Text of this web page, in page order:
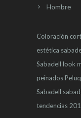
Hombre
Coloración
estética
Sabadell look
peinados
Sabadell
tendencias